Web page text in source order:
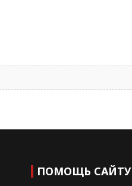
ПОМОЩЬ САЙТУ